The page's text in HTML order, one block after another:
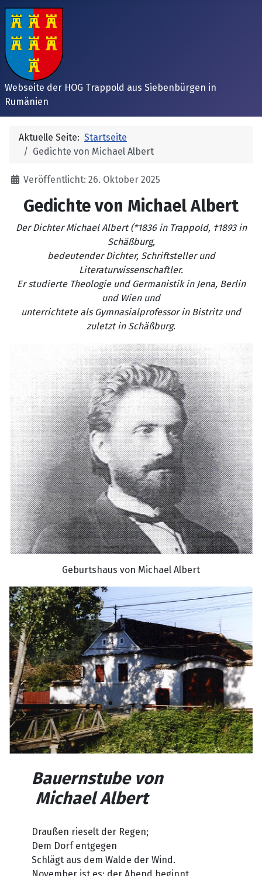
Webseite der HOG Trappold aus Siebenbürgen in
Rumänien
Aktuelle Seite: Startseite
Gedichte von Michael Albert
Details
Veröffentlicht: 26. Oktober 2025
Gedichte von Michael Albert
Der Dichter Michael Albert (*1836 in Trappold, †1893 in
Schäßburg,
bedeutender Dichter, Schriftsteller und
Literaturwissenschaftler.
Er studierte Theologie und Germanistik in Jena, Berlin
und Wien und
unterrichtete als Gymnasialprofessor in Bistritz und
zuletzt in Schäßburg.
Geburtshaus von Michael Albert
Bauernstube von
Michael Albert
Draußen rieselt der Regen;
Dem Dorf entgegen
Schlägt aus dem Walde der Wind.
November ist es; der Abend beginnt